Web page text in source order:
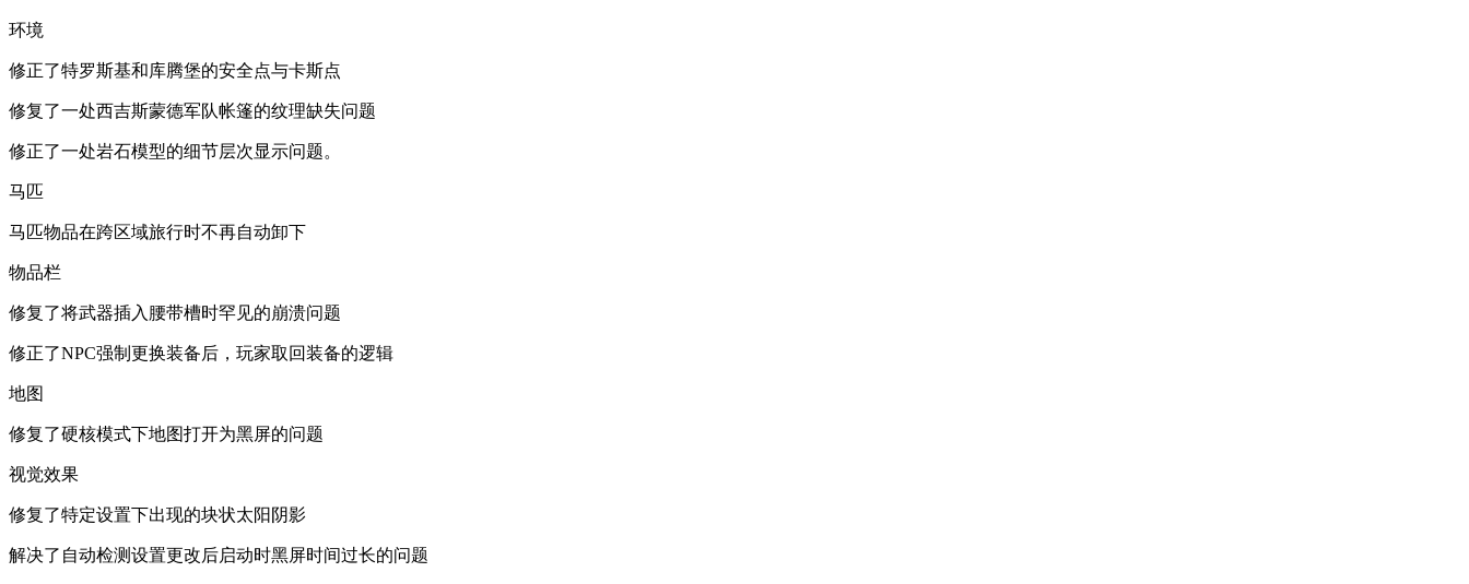
环境
修正了特罗斯基和库腾堡的安全点与卡斯点
修复了一处西吉斯蒙德军队帐篷的纹理缺失问题
修正了一处岩石模型的细节层次显示问题。
马匹
马匹物品在跨区域旅行时不再自动卸下
物品栏
修复了将武器插入腰带槽时罕见的崩溃问题
修正了NPC强制更换装备后，玩家取回装备的逻辑
地图
修复了硬核模式下地图打开为黑屏的问题
视觉效果
修复了特定设置下出现的块状太阳阴影
解决了自动检测设置更改后启动时黑屏时间过长的问题